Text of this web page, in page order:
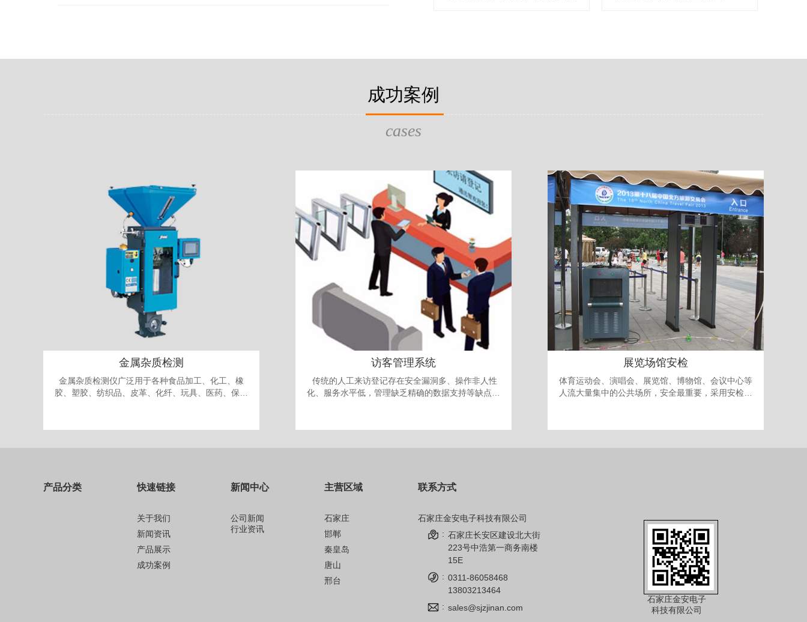
充电、校校时，做执法记录仪的贴心小"保姆"。随着群
场资料，直戳了当的展示给行政相对人看，有效的减少
在平台的电子地图上显示出设备的具体位置，实时查看
能，在实战中发挥着重要的作用，能广泛应用于交警公
安执法、卫生监督、城管执法、海关执法、路政、质量
成功案例
cases
金属杂质检测
金属杂质检测仪广泛用于各种食品加工、化工、橡
胶、塑胶、纺织品、皮革、化纤、玩具、医药、保健
访客管理系统
传统的人工来访登记存在安全漏洞多、操作非人性
化、服务水平低，管理缺乏精确的数据支持等缺点。
要求，进入单位进行作案。发案后追查却有可能发现
访客机管理系统，技术先进、操作简单、性能可靠，
构、公安、院校安全保卫管理的得力助手。
展览场馆安检
体育运动会、演唱会、展览馆、博物馆、会议中心等
人流大量集中的公共场所，安全最重要，采用安检门
时还需要考虑最多人流量的问题，以免人员过多发生
产品分类 快速链接
关于我们
新闻资讯
产品展示
成功案例
新闻中心
公司新闻
行业资讯
主营区域
石家庄
邯郸
秦皇岛
唐山
邢台
联系方式
石家庄金安电子科技有限公司
: 石家庄长安区建设北大街
223号中浩第一商务南楼
15E
: 0311-86058468
13803213464
: sales@sjzjinan.com
石家庄金安电子
科技有限公司